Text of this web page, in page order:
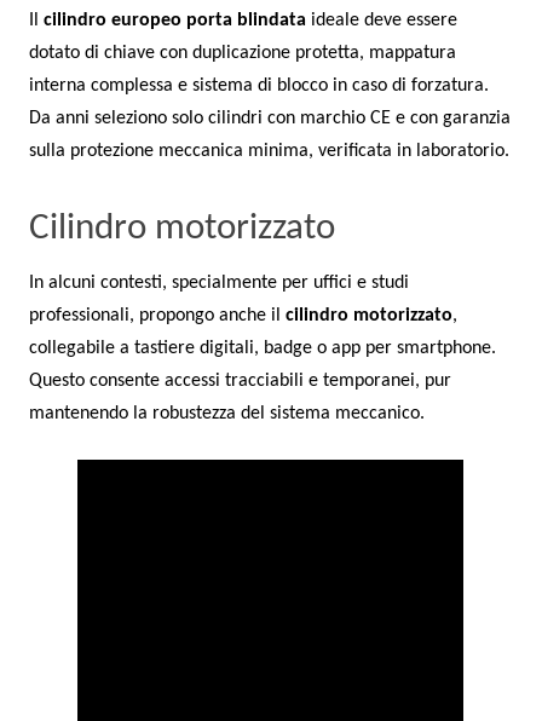
Ilcilindro europeo porta blindata ideale deve essere
dotato di chiave con duplicazione protetta, mappatura
interna complessa e sistema di blocco in caso di forzatura.
Da anni seleziono solo cilindri con marchio CE e con garanzia
sulla protezione meccanica minima, verificata in laboratorio.
Cilindro motorizzato
In alcuni contesti, specialmente per uffici e studi
professionali, propongo anche ilcilindro motorizzato,
collegabile a tastiere digitali, badge o app per smartphone.
Questo consente accessi tracciabili e temporanei, pur
mantenendo la robustezza del sistema meccanico.